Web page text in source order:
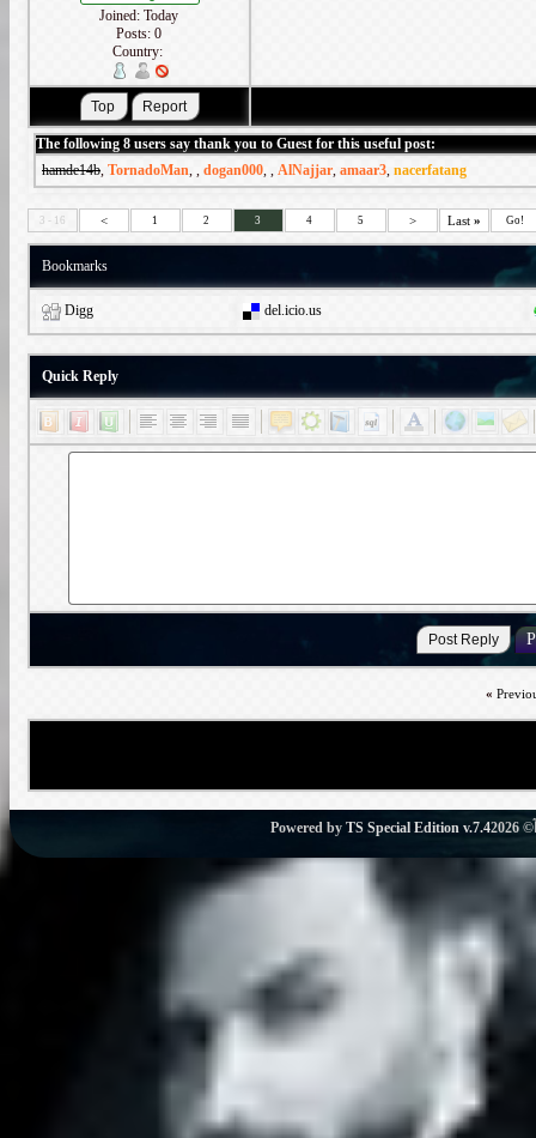
Joined: Today
Posts: 0
Country:
The following 8 users say thank you to Guest for this useful post:
hamde14b, TornadoMan, , dogan000, , AlNajjar, amaar3, nacerfatang
3 - 16 < 1 2 3 4 5 > Last » Go!
Bookmarks
Digg del.icio.us
Quick Reply
«
Powered by TS Special Edition v.7.4